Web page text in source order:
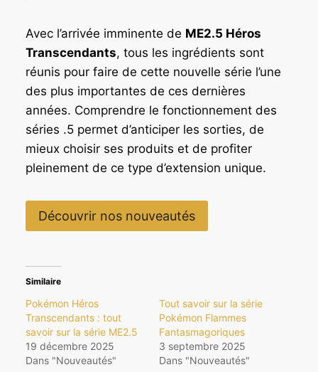
Avec l’arrivée imminente de ME2.5 Héros
Transcendants, tous les ingrédients sont
réunis pour faire de cette nouvelle série l’une
des plus importantes de ces dernières
années. Comprendre le fonctionnement des
séries .5 permet d’anticiper les sorties, de
mieux choisir ses produits et de profiter
pleinement de ce type d’extension unique.
Découvrir nos nouveautés
Similaire
Pokémon Héros
Transcendants : tout
savoir sur la série ME2.5
19 décembre 2025
Dans "Nouveautés"
Tout savoir sur la série
Pokémon Flammes
Fantasmagoriques
3 septembre 2025
Dans "Nouveautés"